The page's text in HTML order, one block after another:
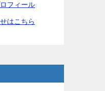
フィール
はこちら